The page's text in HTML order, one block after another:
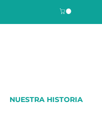
NUESTRA HISTORIA